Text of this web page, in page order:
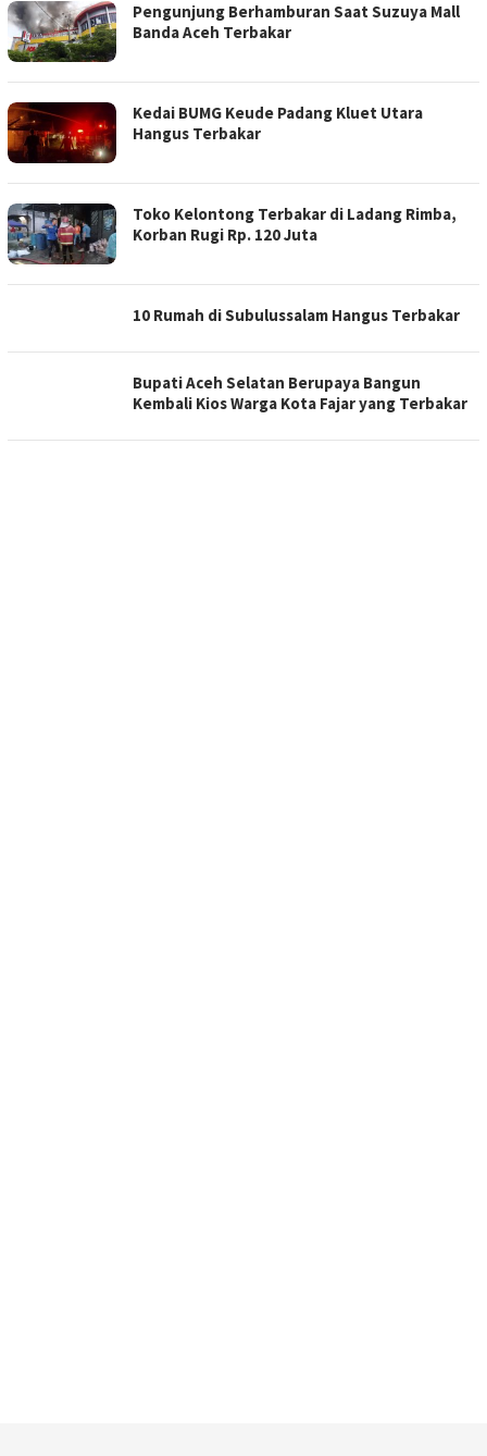
Pengunjung Berhamburan Saat Suzuya Mall
Banda Aceh Terbakar
Kedai BUMG Keude Padang Kluet Utara
Hangus Terbakar
Toko Kelontong Terbakar di Ladang Rimba,
Korban Rugi Rp. 120 Juta
10 Rumah di Subulussalam Hangus Terbakar
Bupati Aceh Selatan Berupaya Bangun
Kembali Kios Warga Kota Fajar yang Terbakar